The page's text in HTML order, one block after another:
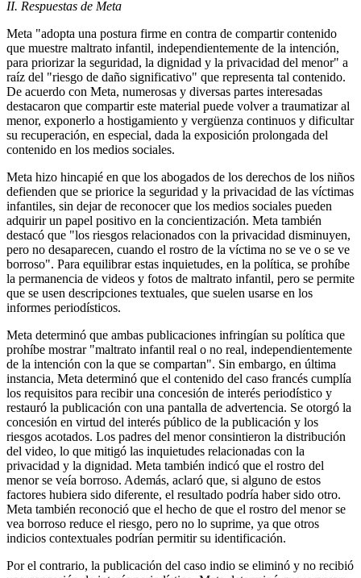
II. Respuestas de Meta
Meta "adopta una postura firme en contra de compartir contenido
que muestre maltrato infantil, independientemente de la intención,
para priorizar la seguridad, la dignidad y la privacidad del menor" a
raíz del "riesgo de daño significativo" que representa tal contenido.
De acuerdo con Meta, numerosas y diversas partes interesadas
destacaron que compartir este material puede volver a traumatizar al
menor, exponerlo a hostigamiento y vergüenza continuos y dificultar
su recuperación, en especial, dada la exposición prolongada del
contenido en los medios sociales.
Meta hizo hincapié en que los abogados de los derechos de los niños
defienden que se priorice la seguridad y la privacidad de las víctimas
infantiles, sin dejar de reconocer que los medios sociales pueden
adquirir un papel positivo en la concientización. Meta también
destacó que "los riesgos relacionados con la privacidad disminuyen,
pero no desaparecen, cuando el rostro de la víctima no se ve o se ve
borroso". Para equilibrar estas inquietudes, en la política, se prohíbe
la permanencia de videos y fotos de maltrato infantil, pero se permite
que se usen descripciones textuales, que suelen usarse en los
informes periodísticos.
Meta determinó que ambas publicaciones infringían su política que
prohíbe mostrar "maltrato infantil real o no real, independientemente
de la intención con la que se compartan". Sin embargo, en última
instancia, Meta determinó que el contenido del caso francés cumplía
los requisitos para recibir una concesión de interés periodístico y
restauró la publicación con una pantalla de advertencia. Se otorgó la
concesión en virtud del interés público de la publicación y los
riesgos acotados. Los padres del menor consintieron la distribución
del video, lo que mitigó las inquietudes relacionadas con la
privacidad y la dignidad. Meta también indicó que el rostro del
menor se veía borroso. Además, aclaró que, si alguno de estos
factores hubiera sido diferente, el resultado podría haber sido otro.
Meta también reconoció que el hecho de que el rostro del menor se
vea borroso reduce el riesgo, pero no lo suprime, ya que otros
indicios contextuales podrían permitir su identificación.
Por el contrario, la publicación del caso indio se eliminó y no recibió